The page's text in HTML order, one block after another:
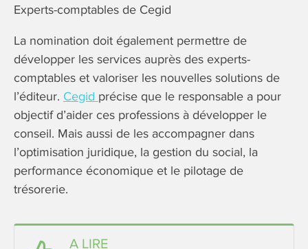
Experts-comptables de Cegid
La nomination doit également permettre de
développer les services auprès des experts-
comptables et valoriser les nouvelles solutions de
l’éditeur. Cegid précise que le responsable a pour
objectif d’aider ces professions à développer le
conseil. Mais aussi de les accompagner dans
l’optimisation juridique, la gestion du social, la
performance économique et le pilotage de
trésorerie.
A LIRE